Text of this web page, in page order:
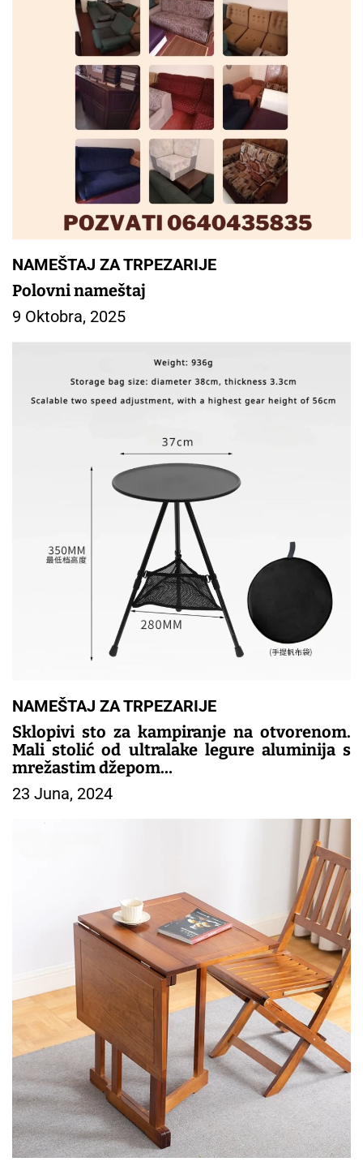
NAMEŠTAJ ZA TRPEZARIJE
Polovni nameštaj
9 Oktobra, 2025
NAMEŠTAJ ZA TRPEZARIJE
Sklopivi sto za kampiranje na otvorenom.
Mali stolić od ultralake legure aluminija s
mrežastim džepom
– TRPEZARIJSKI NAMESTAJ
23 Juna, 2024